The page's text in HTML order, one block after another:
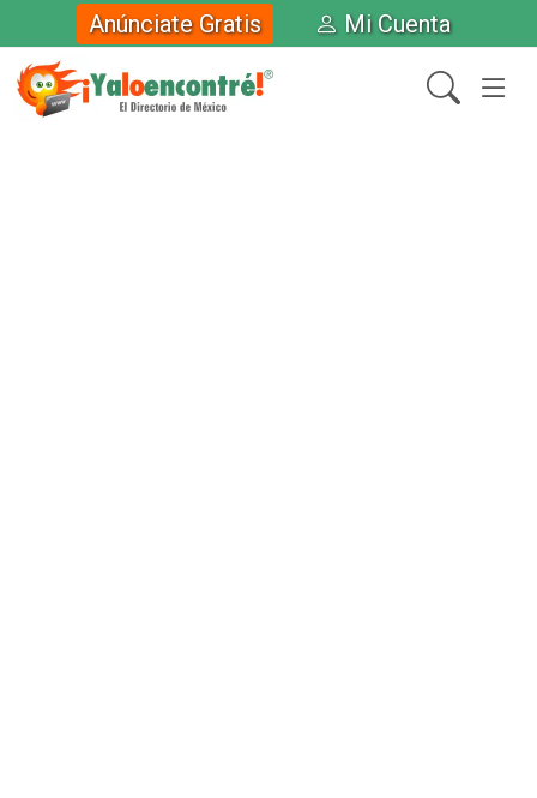
Anúnciate Gratis Mi Cuenta